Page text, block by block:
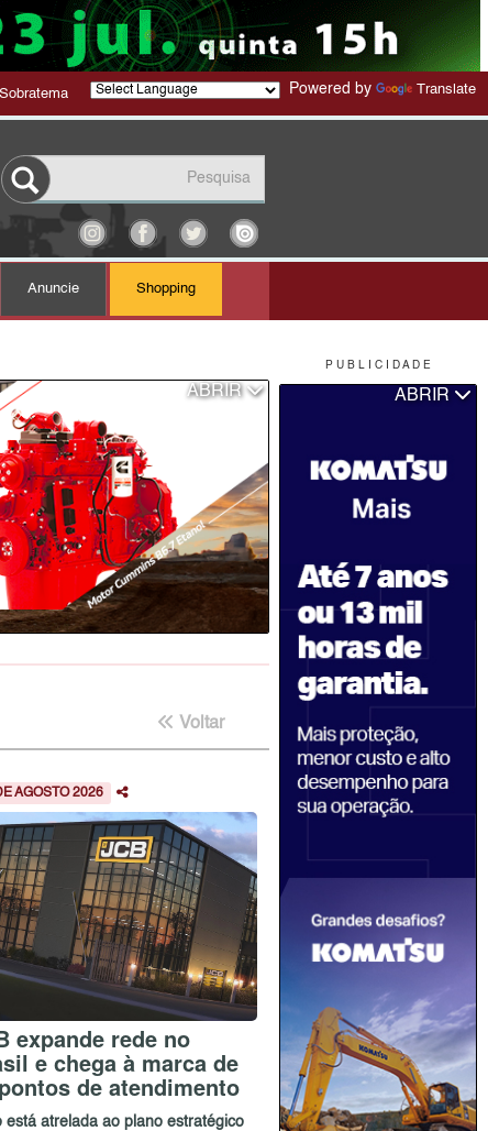
P U B L I C I D A D E
ABRIR
Powered by Translate
Anuncie Shopping
ABRIR
Voltar
AGOSTO 2026
expande rede no
e chega à marca de
de atendimento
está atrelada ao plano estratégico